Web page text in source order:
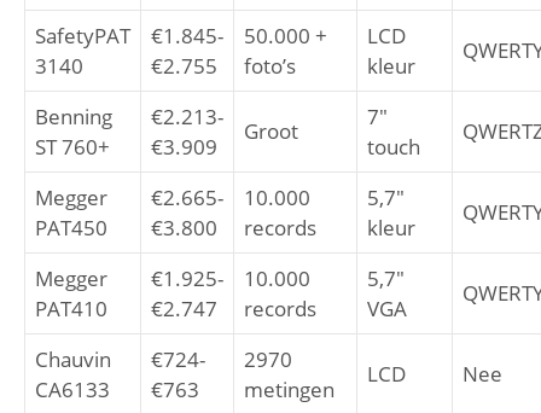
SafetyPAT
3140
€1.845-
€2.755
50.000 +
foto’s
LCD
kleur
Benning
ST 760+
€2.213-
€3.909
Groot
7″
touch
Megger
PAT450
€2.665-
€3.800
10.000
records
5,7″
kleur
Megger
PAT410
€1.925-
€2.747
10.000
records
5,7″
VGA
Chauvin
CA6133
€724-
€763
2970
metingen
LCD Nee